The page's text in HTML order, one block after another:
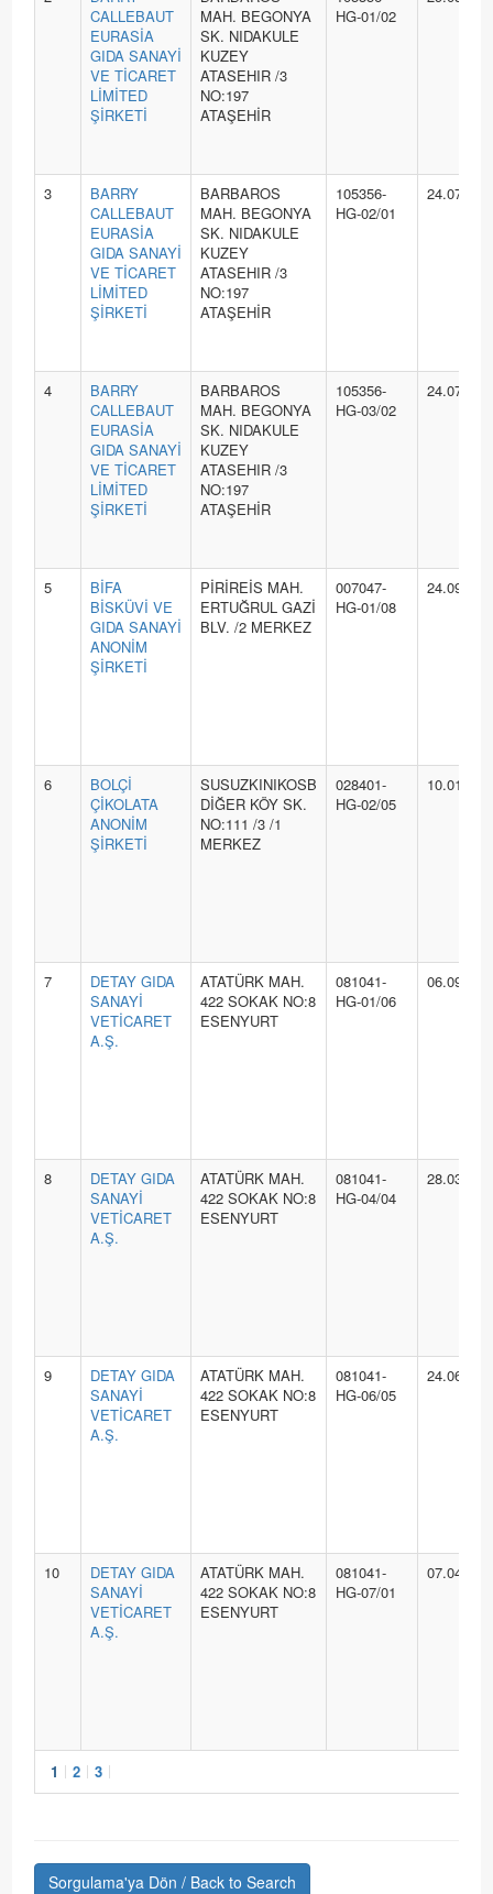
CALLEBAUT
EURASİA
GIDA SANAYİ
VE TİCARET
LİMİTED
ŞİRKETİ
MAH. BEGONYA
SK. NIDAKULE
KUZEY
ATASEHIR /3
NO:197
ATAŞEHİR
HG-01/02
3
BARRY
CALLEBAUT
EURASİA
GIDA SANAYİ
VE TİCARET
LİMİTED
ŞİRKETİ
BARBAROS
MAH. BEGONYA
SK. NIDAKULE
KUZEY
ATASEHIR /3
NO:197
ATAŞEHİR
105356-
HG-02/01
4
BARRY
CALLEBAUT
EURASİA
GIDA SANAYİ
VE TİCARET
LİMİTED
ŞİRKETİ
BARBAROS
MAH. BEGONYA
SK. NIDAKULE
KUZEY
ATASEHIR /3
NO:197
ATAŞEHİR
105356-
HG-03/02
5
BİFA
BİSKÜVİ VE
GIDA SANAYİ
ANONİM
ŞİRKETİ
PİRİREİS MAH.
ERTUĞRUL GAZİ
BLV. /2 MERKEZ
007047-
HG-01/08
6
BOLÇİ
ÇİKOLATA
ANONİM
ŞİRKETİ
SUSUZKINIKOSB
DİĞER KÖY SK.
NO:111 /3 /1
MERKEZ
028401-
HG-02/05
7
DETAY GIDA
SANAYİ
VETİCARET
A.Ş.
ATATÜRK MAH.
422 SOKAK NO:8
ESENYURT
081041-
HG-01/06
8
DETAY GIDA
SANAYİ
VETİCARET
A.Ş.
ATATÜRK MAH.
422 SOKAK NO:8
ESENYURT
081041-
HG-04/04
9
DETAY GIDA
SANAYİ
VETİCARET
A.Ş.
ATATÜRK MAH.
422 SOKAK NO:8
ESENYURT
081041-
HG-06/05
10
DETAY GIDA
SANAYİ
VETİCARET
A.Ş.
ATATÜRK MAH.
422 SOKAK NO:8
ESENYURT
081041-
HG-07/01
1 2 3